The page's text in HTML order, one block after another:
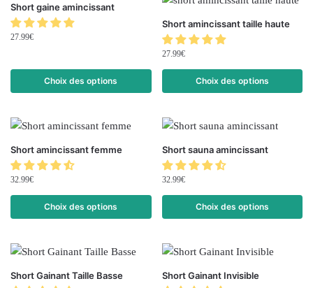
Short gaine amincissant
27.99€
Choix des options
Short amincissant taille haute
27.99€
Choix des options
Short amincissant femme
32.99€
Choix des options
Short sauna amincissant
32.99€
Choix des options
Short Gainant Taille Basse Short Gainant Invisible